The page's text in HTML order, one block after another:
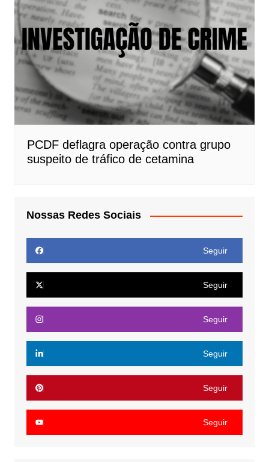
PCDF deflagra operação contra grupo
suspeito de tráfico de cetamina
Nossas Redes Sociais
Seguir
Seguir
Seguir
Seguir
Seguir
Seguir